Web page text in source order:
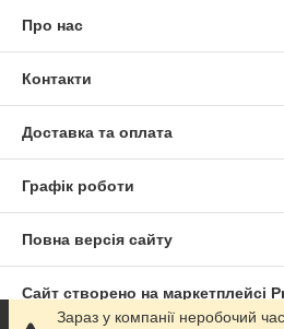
Про нас
Контакти
Доставка та оплата
Графік роботи
Повна версія сайту
Сайт створено на маркетплейсі
Зараз у компанії неробочий